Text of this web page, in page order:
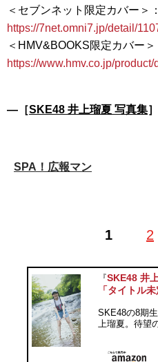
＜セブンネット限定カバー＞：
https://7net.omni7.jp/detail/
＜HMV&BOOKS限定カバー＞
https://www.hmv.co.jp/
―［SKE48 井上瑠夏 写真集
SPA！広報マン
1 2
『SKE48 井
「タイトル未
SKE48の8期
上瑠夏。待望